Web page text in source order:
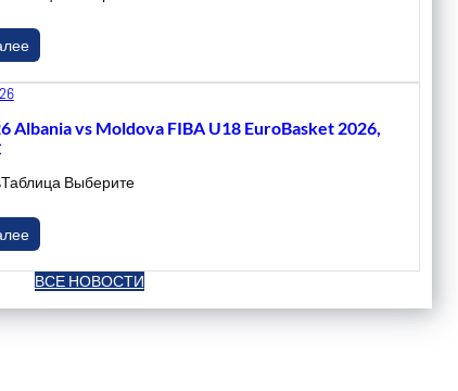
Albania vs Moldova FIBA U18 EuroBasket 2026,
Выберите
ВСЕ НОВОСТИ